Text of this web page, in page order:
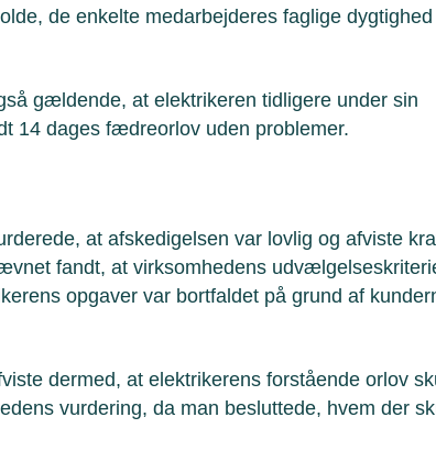
de enkelte medarbejderes faglige dygtighed
gældende, at elektrikeren tidligere under sin
14 dages fædreorlov uden problemer.
at afskedigelsen var lovlig og afviste
fandt, at virksomhedens
opgaver var bortfaldet på grund af
dermed, at elektrikerens forstående orlov
vurdering, da man besluttede, hvem der